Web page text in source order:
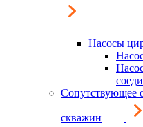
Насосы
Сопутствующее
скважин